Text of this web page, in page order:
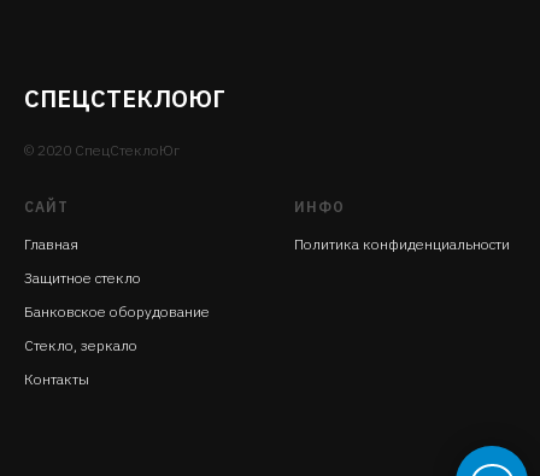
СПЕЦСТЕКЛОЮГ
© 2020 СпецСтеклоЮг
САЙТ
Главная
Защитное стекло
Банковское оборудование
Стекло, зеркало
Контакты
ИНФО
Политика конфиденциальности